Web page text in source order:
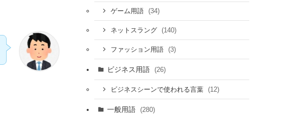
ゲーム用語 (34)
ネットスラング (140)
ファッション用語 (3)
ビジネス用語 (26)
ビジネスシーンで使われる言葉 (12)
一般用語 (280)